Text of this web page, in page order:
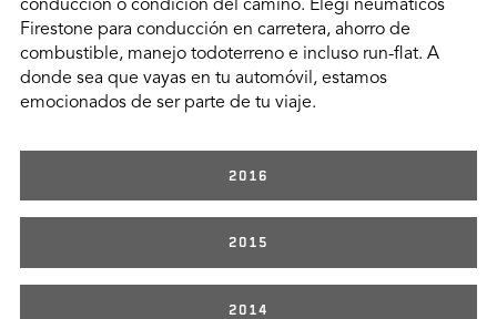
conducción o condición del camino. Elegí neumáticos
Firestone para conducción en carretera, ahorro de
combustible, manejo todoterreno e incluso run-flat. A
donde sea que vayas en tu automóvil, estamos
emocionados de ser parte de tu viaje.
2016
2015
2014